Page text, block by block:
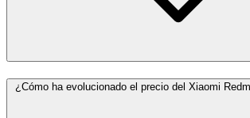
¿Cómo ha evolucionado el precio del Xiaomi